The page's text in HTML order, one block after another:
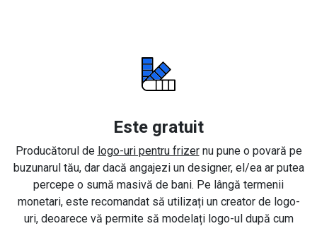
Este gratuit
Producătorul de logo-uri pentru frizernu pune o povară pe
buzunarul tău, dar dacă angajezi un designer, el/ea ar putea
percepe o sumă masivă de bani. Pe lângă termenii
monetari, este recomandat să utilizați un creator de logo-
uri, deoarece vă permite să modelați logo-ul după cum